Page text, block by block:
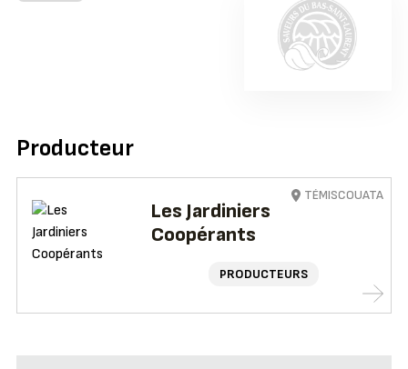
Producteur
Les Jardiniers
Coopérants
PRODUCTEURS
TÉMISCOUATA